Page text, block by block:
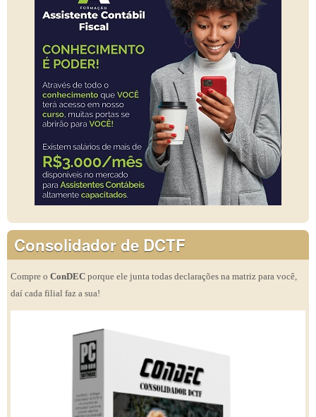
Consolidador de DCTF
Compre o ConDEC porque ele junta todas declarações na matriz para você,
daí cada filial faz a sua!